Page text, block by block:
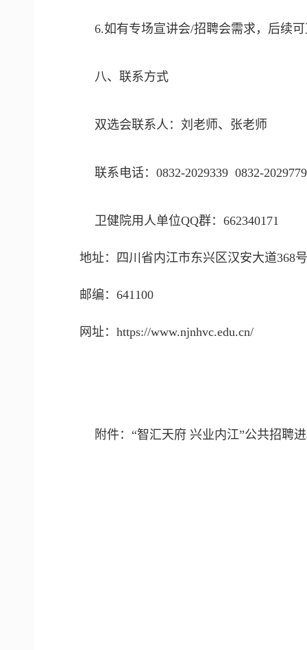
6.如有专场宣讲会/招聘会需求，后续
八、 联系方式
双选会联系人：刘老师、张老师
联系电话：0832-2029339 0832-
卫健院用人单位QQ群：662340171
地址：四川省内江市东兴区汉安大道368
邮编：641100
网址：https://www.njnhvc.edu.cn/
附件：“智汇天府 兴业内江”公共招聘